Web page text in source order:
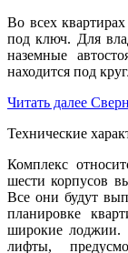
Во всех
под ключ. Для
наземные
находится под
Читать далее
Технические
Комплекс
шести корпусов
Все они будут
планировке
широкие лоджии.
лифты,